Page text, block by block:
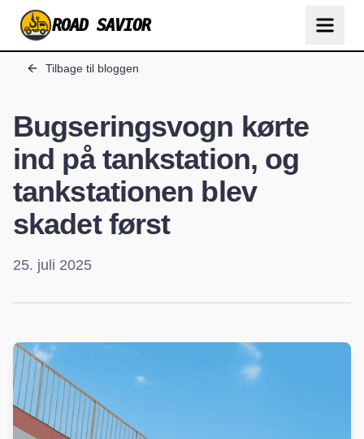
ROAD SAVIOR
Tilbage til bloggen
Bugseringsvogn kørte
ind på tankstation, og
tankstationen blev
skadet først
25. juli 2025